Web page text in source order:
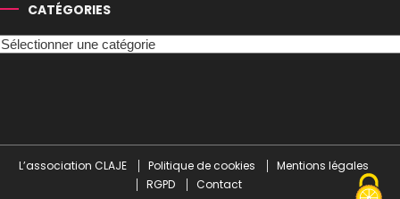
CATÉGORIES
L’association CLAJE Politique de cookies
Mentions légales
RGPD
Contact